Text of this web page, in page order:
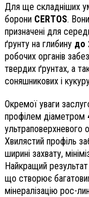
Для ще складніших
борони CERTOS.
призначені для
ґрунту на глибину до
робочих органів
твердих ґрунтах, а
соняшникових і
Окремої уваги
профілем діаметром
ультраповерхневого
Хвилястий профіль
ширині захвату,
Найкращий
що створює
мінералізацію рос-